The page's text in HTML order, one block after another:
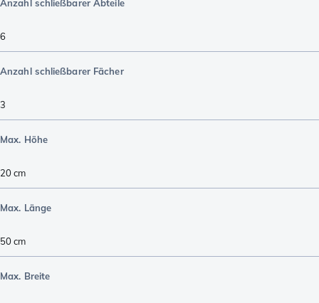
Anzahl schließbarer Abteile
6
Anzahl schließbarer Fächer
3
Max. Höhe
20cm
Max. Länge
50cm
Max. Breite